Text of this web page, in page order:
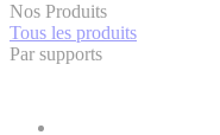
Nos Produits
Tous les produits
Par supports